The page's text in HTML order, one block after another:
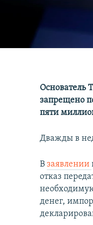
Основатель
запрещено
пяти
Дважды в
Взаявлении
отказ
денег,